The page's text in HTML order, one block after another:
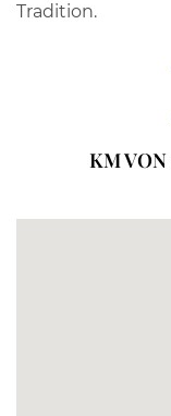
Tradition.
KM